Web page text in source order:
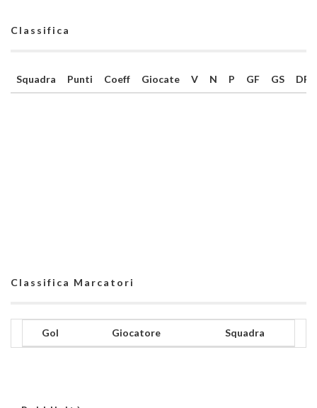
Classifica
Squadra Punti Coeff Giocate V N P GF GS DR
Classifica Marcatori
Gol Giocatore Squadra